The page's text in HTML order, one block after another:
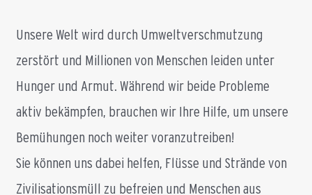
Unsere Welt wird durch Umweltverschmutzung
zerstört und Millionen von Menschen leiden unter
Hunger und Armut. Während wir beide Probleme
aktiv bekämpfen, brauchen wir Ihre Hilfe, um unsere
Bemühungen noch weiter voranzutreiben!
Sie können uns dabei helfen, Flüsse und Strände von
Zivilisationsmüll zu befreien und Menschen aus